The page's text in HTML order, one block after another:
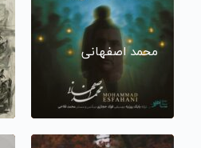
محمد اصفهانی